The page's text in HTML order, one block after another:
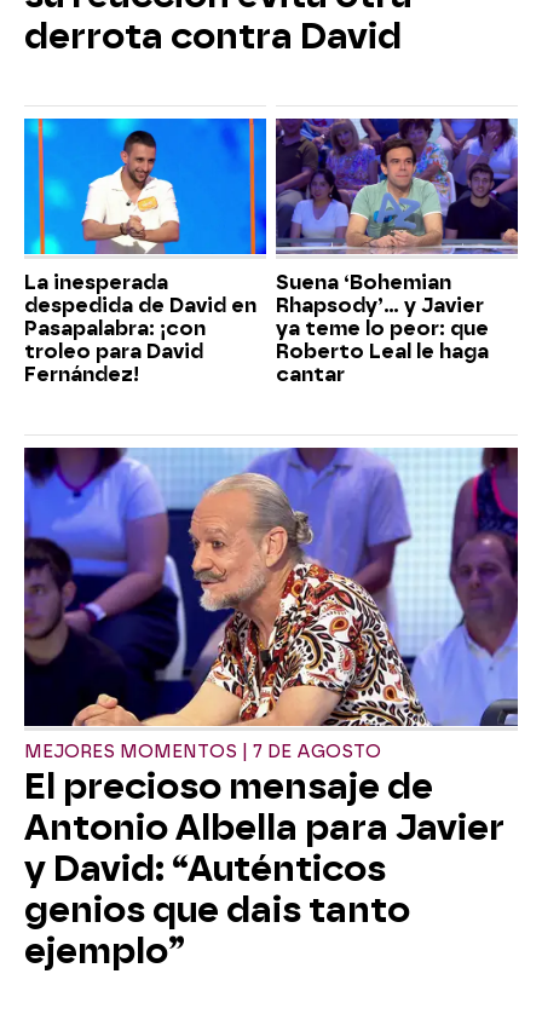
derrota contra David
La inesperada
despedida de David en
Pasapalabra: ¡con
troleo para David
Fernández!
Suena ‘Bohemian
Rhapsody’... y Javier
ya teme lo peor: que
Roberto Leal le haga
cantar
MEJORES MOMENTOS | 7 DE AGOSTO
El precioso mensaje de
Antonio Albella para Javier
y David: “Auténticos
genios que dais tanto
ejemplo”